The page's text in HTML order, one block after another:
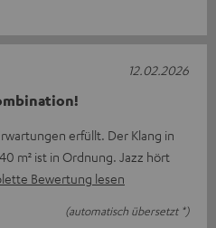
erfüllt. Der Klang in
m² ist in Ordnung. Jazz hört
Bewertung lesen
(automatisch übersetzt *)
12.02.2026